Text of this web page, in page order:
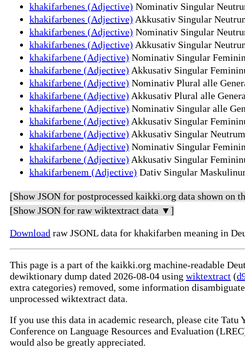
khakifarbenes (Adjective) Nominativ Singular
khakifarbenes (Adjective) Akkusativ Singular
khakifarbenes (Adjective) Nominativ Singular
khakifarbenes (Adjective) Akkusativ Singular
khakifarbene (Adjective) Nominativ Singular
khakifarbene (Adjective) Akkusativ Singular
khakifarbene (Adjective) Nominativ Plural alle
khakifarbene (Adjective) Akkusativ Plural alle
khakifarbene (Adjective) Nominativ Singular alle
khakifarbene (Adjective) Akkusativ Singular
khakifarbene (Adjective) Akkusativ Singular
khakifarbene (Adjective) Nominativ Singular
khakifarbene (Adjective) Akkusativ Singular
khakifarbenem (Adjective) Dativ Singular
[Show JSON for postprocessed kaikki.org data shown on
[Show JSON for raw wiktextract data ▼]
Download raw JSONL data for khakifarben meaning in
This page is a part of the kaikki.org machine-readable
dewiktionary dump dated 2026-08-04 using wiktextract (
extra categories) removed, some information
unprocessed wiktextract data.
If you use this data in academic research, please cite Tatu
Conference on Language Resources and Evaluation
would also be greatly appreciated.